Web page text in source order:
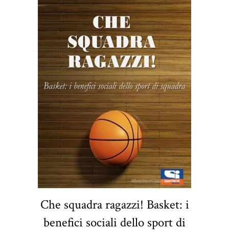
Che squadra ragazzi! Basket: i
benefici sociali dello sport di